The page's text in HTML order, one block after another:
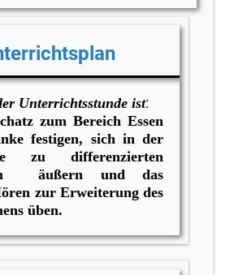
Unterrichtsstunde ist:
zum Bereich Essen
festigen, sich in der
zu differenzierten
äußern und das
zur Erweiterung des
üben.